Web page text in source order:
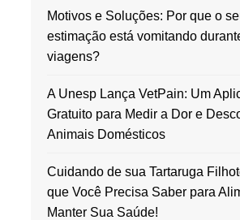
Motivos e Soluções: Por que o
estimação está vomitando
viagens?
A Unesp Lança VetPain: Um
Gratuito para Medir a Dor e
Animais Domésticos
Cuidando de sua Tartaruga
que Você Precisa Saber para
Manter Sua Saúde!